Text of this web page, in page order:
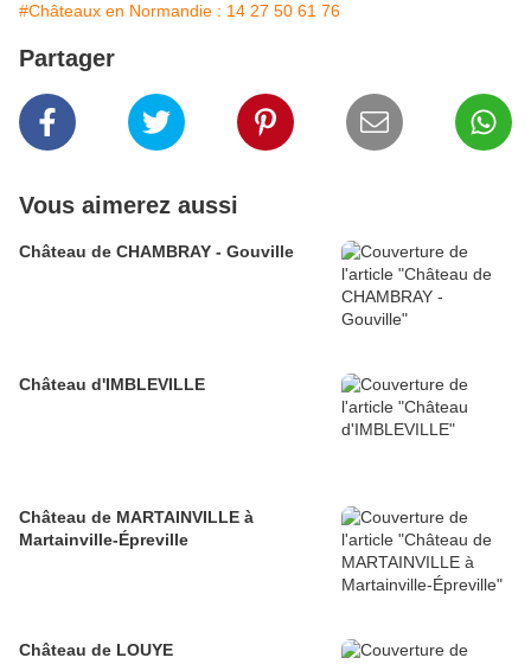
#Châteaux en Normandie : 14 27 50 61 76
Partager
Vous aimerez aussi
Château de CHAMBRAY - Gouville
Château d'IMBLEVILLE
Château de MARTAINVILLE à
Martainville-Épreville
Château de LOUYE